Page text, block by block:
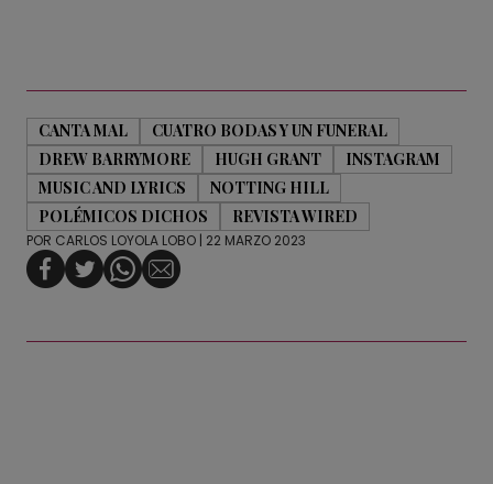
CANTA MAL
CUATRO BODAS Y UN FUNERAL
DREW BARRYMORE
HUGH GRANT
INSTAGRAM
MUSIC AND LYRICS
NOTTING HILL
POLÉMICOS DICHOS
REVISTA WIRED
POR CARLOS LOYOLA LOBO | 22 MARZO 2023